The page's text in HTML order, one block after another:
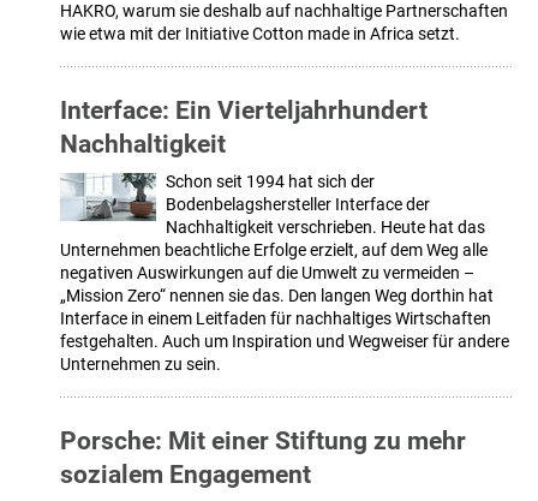
HAKRO, warum sie deshalb auf nachhaltige Partnerschaften
wie etwa mit der Initiative Cotton made in Africa setzt.
Interface: Ein Vierteljahrhundert
Nachhaltigkeit
Schon seit 1994 hat sich der
Bodenbelagshersteller Interface der
Nachhaltigkeit verschrieben. Heute hat das
Unternehmen beachtliche Erfolge erzielt, auf dem Weg alle
negativen Auswirkungen auf die Umwelt zu vermeiden –
„Mission Zero“ nennen sie das. Den langen Weg dorthin hat
Interface in einem Leitfaden für nachhaltiges Wirtschaften
festgehalten. Auch um Inspiration und Wegweiser für andere
Unternehmen zu sein.
Porsche: Mit einer Stiftung zu mehr
sozialem Engagement